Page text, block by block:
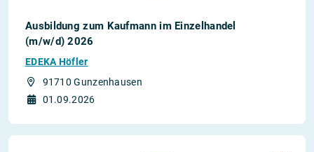
Ausbildung zum Kaufmann im Einzelhandel
(m/w/d) 2026
EDEKA Höfler
91710 Gunzenhausen
01.09.2026